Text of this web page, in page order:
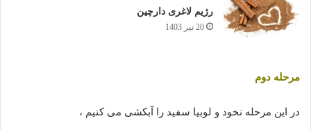
رژیم لاغری دارچین
20 تیر 1403
مرحله دوم
در این مرحله نخود و لوبیا سفید را آبکشی می کنیم ،